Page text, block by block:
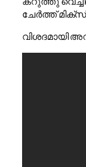
ചേർത്ത്
വിശദമായി